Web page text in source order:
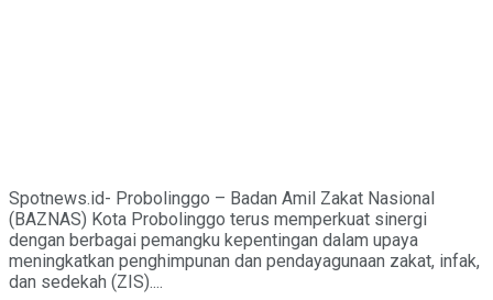
Spotnews.id- Probolinggo – Badan Amil Zakat Nasional
(BAZNAS) Kota Probolinggo terus memperkuat sinergi
dengan berbagai pemangku kepentingan dalam upaya
meningkatkan penghimpunan dan pendayagunaan zakat, infak,
dan sedekah (ZIS)....